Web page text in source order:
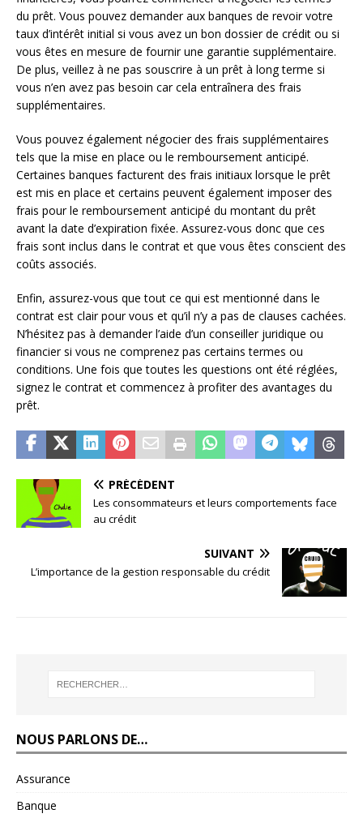
du prêt. Vous pouvez demander aux banques de revoir votre
taux d’intérêt initial si vous avez un bon dossier de crédit ou si
vous êtes en mesure de fournir une garantie supplémentaire.
De plus, veillez à ne pas souscrire à un prêt à long terme si
vous n’en avez pas besoin car cela entraînera des frais
supplémentaires.
Vous pouvez également négocier des frais supplémentaires
tels que la mise en place ou le remboursement anticipé.
Certaines banques facturent des frais initiaux lorsque le prêt
est mis en place et certains peuvent également imposer des
frais pour le remboursement anticipé du montant du prêt
avant la date d’expiration fixée. Assurez-vous donc que ces
frais sont inclus dans le contrat et que vous êtes conscient des
coûts associés.
Enfin, assurez-vous que tout ce qui est mentionné dans le
contrat est clair pour vous et qu’il n’y a pas de clauses cachées.
N’hésitez pas à demander l’aide d’un conseiller juridique ou
financier si vous ne comprenez pas certains termes ou
conditions. Une fois que toutes les questions ont été réglées,
signez le contrat et commencez à profiter des avantages du
prêt.
PRÉCÉDENT
Les consommateurs et leurs comportements face
au crédit
SUIVANT
L’importance de la gestion responsable du crédit
NOUS PARLONS DE…
Assurance
Banque